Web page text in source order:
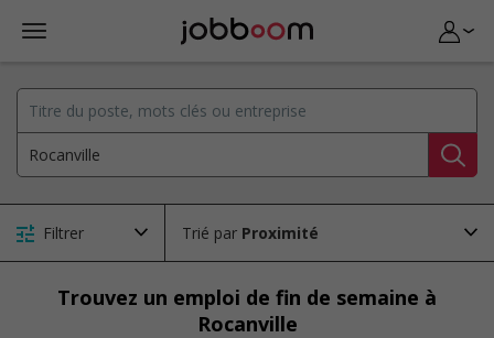
Filtrer Trié par
Trouvez un emploi de fin de semaine à
Rocanville